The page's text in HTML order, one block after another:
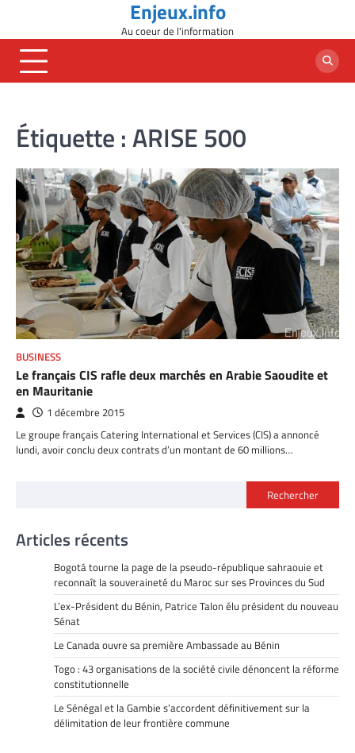
content
Enjeux.info
Au coeur de l'information
Étiquette :ARISE 500
BUSINESS
Le français CIS rafle deux marchés en Arabie Saoudite et
en Mauritanie
1 décembre 2015
Le groupe français Catering International et Services (CIS) a annoncé
lundi, avoir conclu deux contrats d’un montant de 60 millions…
Rechercher
Articles récents
Bogotá tourne la page de la pseudo-république sahraouie et
reconnaît la souveraineté du Maroc sur ses Provinces du Sud
L’ex-Président du Bénin, Patrice Talon élu président du nouveau
Sénat
Le Canada ouvre sa première Ambassade au Bénin
Togo : 43 organisations de la société civile dénoncent la réforme
constitutionnelle
Le Sénégal et la Gambie s’accordent définitivement sur la
délimitation de leur frontière commune